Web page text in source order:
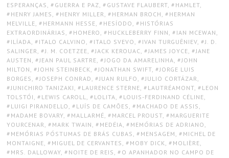
ESPERANÇAS , GUERRA E PAZ, GUSTAVE FLAUBERT, HAMLET,
HENRY JAMES , HENRY MILLER, HERMAN BROCH , HERMAN
MELVILLE, HERMANN HESSE, HESÍODO , HISTÓRIAS
EXTRAORDINÁRIAS , HOMERO , HUCKLEBERRY FINN , IAN MCEWAN ,
ILÍADA, ITALO CALVINO , ITALO SVEVO , IVAN TURGUÊNIEV, J. D.
SALINGER, J. M. COETZEE, JACK KEROUAC, JAMES JOYCE, JANE
AUSTEN , JEAN PAUL SARTRE, JOGO DA AMARELINHA, JOHN
MILTON , JOHN STEINBECK, JONATHAN SWIFT, JORGE LUIS
BORGES , JOSEPH CONRAD , JUAN RULFO , JULIO CORTÁZAR,
JUNICHIRO TANIZAKI , LAURENCE STERNE, LAUTRÉAMONT, LEON
TOLSTÓI , LEWIS CAROLL, LOLITA, LOUIS-FERDINAND CÉLINE,
LUIGI PIRANDELLO , LUÍS DE CAMÕES , MACHADO DE ASSIS ,
MADAME BOVARY, MALLARMÉ, MARCEL PROUST, MARGUERITE
YOURCENAR, MARK TWAIN , MEDÉIA, MEMÓRIAS DE ADRIANO ,
MEMÓRIAS PÓSTUMAS DE BRÁS CUBAS , MENSAGEM , MICHEL DE
MONTAIGNE, MIGUEL DE CERVANTES , MOBY DICK, MOLIÈRE,
MRS. DALLOWAY, NOITE DE REIS , O APANHADOR NO CAMPO DE